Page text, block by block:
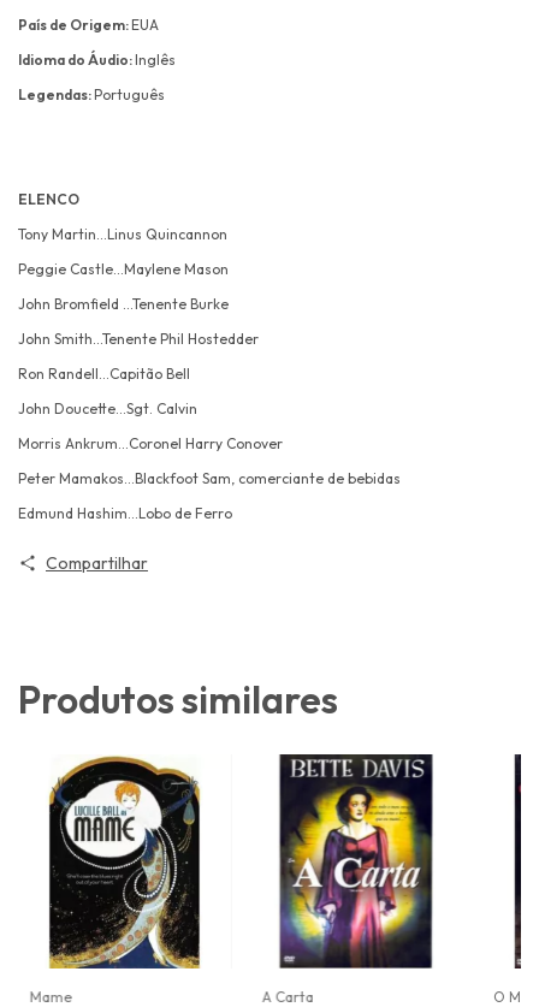
País de Origem:EUA
Idioma do Áudio:Inglês
Legendas:Português
ELENCO
Tony Martin...Linus Quincannon
Peggie Castle...Maylene Mason
John Bromfield ...Tenente Burke
John Smith...Tenente Phil Hostedder
Ron Randell...Capitão Bell
John Doucette...Sgt. Calvin
Morris Ankrum...Coronel Harry Conover
Peter Mamakos...Blackfoot Sam, comerciante de bebidas
Edmund Hashim...Lobo de Ferro
Compartilhar
Produtos similares
Mame
A Carta
O